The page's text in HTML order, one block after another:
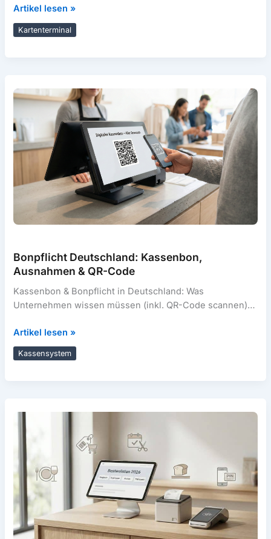
Akzeptanz
von
American
Artikel lesen »
Kartenterminal
Bonpflicht Deutschland: Kassenbon,
Ausnahmen & QR-Code
Kassenbon & Bonpflicht in Deutschland: Was
Unternehmen wissen müssen (inkl. QR-Code scannen)
Bonpflicht
Deutschland:
Kassenbon,
Code
Artikel lesen »
Kassensystem